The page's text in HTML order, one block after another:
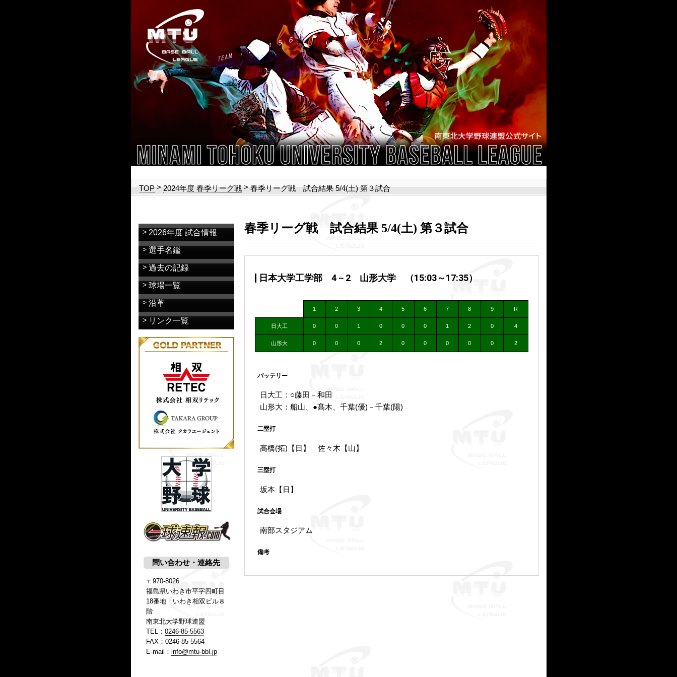
TOP> 2024年度 春季リーグ戦 > 春季リーグ戦 試合結果 5/4(土) 第３試合
春季リーグ戦 試合結果 5/4(土) 第３試合
日本大学工学部 4－2 山形大学 （15:03～17:35）
1 2 3 4 5 6 7 8 9 R
日大工 0 0 1 0 0 0 1 2 0 4
山形大 0 0 0 2 0 0 0 0 0 2
バッテリー
日大工：○藤田－和田
山形大：船山、●髙木、千葉(優)－千葉(陽)
二塁打
髙橋(拓)【日】 佐々木【山】
三塁打
坂本【日】
試合会場
南部スタジアム
備考
2026年度 試合情報
選手名鑑
過去の記録
球場一覧
沿革
リンク一覧
問い合わせ・連絡先
〒970-8026
福島県いわき市平字四町目
18番地 いわき相双ビル８
階
南東北大学野球連盟
TEL： 0246-85-5563
FAX：0246-85-5564
E-mail： info@mtu-bbl.jp